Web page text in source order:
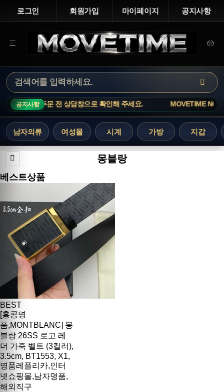
로그인 회원가입 마이페이지 공지사항
공지사항
주문 전 상담창으로 확인해 주세요. MOVETIME NOTICE · 인기
남자의류 여성몰 시계 가방 지갑
몽블랑
베스트상품
BEST
[홍콩명
품,MONTBLANC] 몽
블랑 26SS 로고 레
더 가죽 벨트 (3컬러),
3.5cm, BT1553, X1,
명품레플리카,인터
넷쇼핑몰,남자명품,
해외직구